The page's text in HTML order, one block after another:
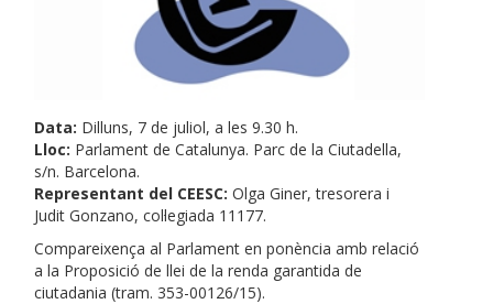
Data: Dilluns, 7 de juliol, a les 9.30 h.
Lloc: Parlament de Catalunya. Parc de la Ciutadella,
s/n. Barcelona.
Representant del CEESC:Olga Giner, tresorera i
Judit Gonzano, col·legiada 11177.
Compareixença al Parlament en ponència amb relació
a la Proposició de llei de la renda garantida de
ciutadania (tram. 353-00126/15).